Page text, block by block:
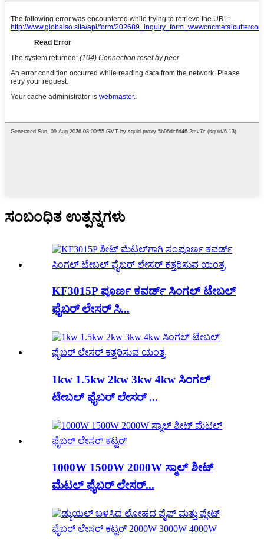
ಸಂಬಂಧಿತ ಉತ್ಪನ್ನಗಳು
KF3015P ಪೂರ್ಣ ಕವರ್ಡ್ ಸಿಂಗಲ್ ಟೇಬಲ್
ಫೈಬರ್ ಲೇಸರ್ ಸಿ...
1kw 1.5kw 2kw 3kw 4kw ಸಿಂಗಲ್
ಟೇಬಲ್ ಫೈಬರ್ ಲೇಸರ್ ...
1000W 1500W 2000W ಸ್ಮಾಲ್ ಶೀಟ್
ಮೆಟಲ್ ಫೈಬರ್ ಲೇಸರ್...